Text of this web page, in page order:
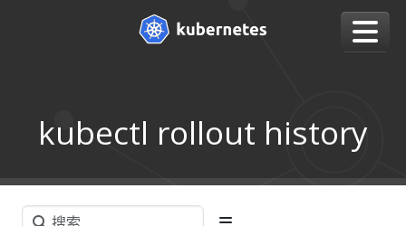
kubectl rollout history